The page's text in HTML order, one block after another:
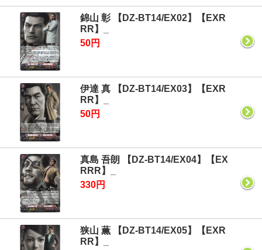
錦山 彰 【DZ-BT14/EX02】【EXR
RR】_
50円
伊達 真 【DZ-BT14/EX03】【EXR
RR】_
50円
真島 吾朗 【DZ-BT14/EX04】【EX
RRR】_
330円
狭山 薫 【DZ-BT14/EX05】【EXR
RR】_